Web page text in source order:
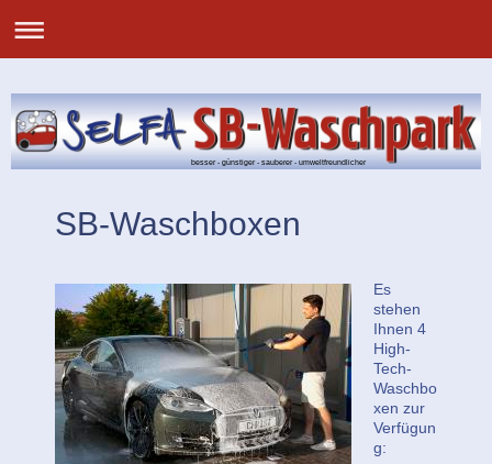
besser - günstiger - sauberer - umweltfreundlicher
SB-Waschboxen
Es
stehen
Ihnen 4
High-
Tech-
Waschbo
xen zur
Verfügun
g: